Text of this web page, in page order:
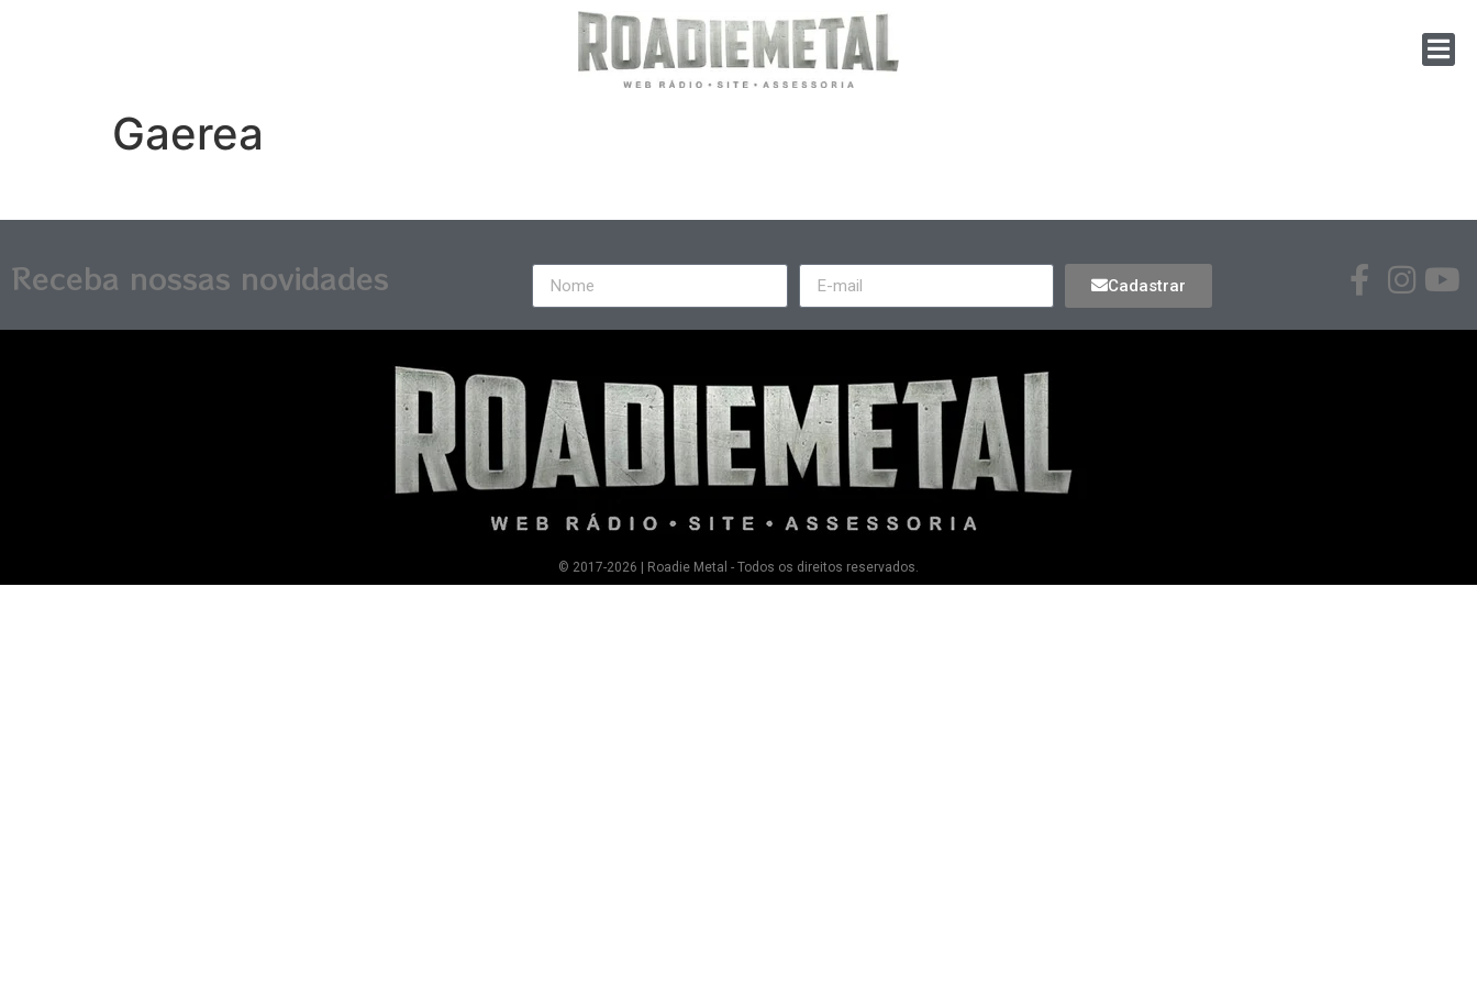
Gaerea
Receba nossas novidades Cadastrar
© 2017-2026 | Roadie Metal - Todos os direitos reservados.